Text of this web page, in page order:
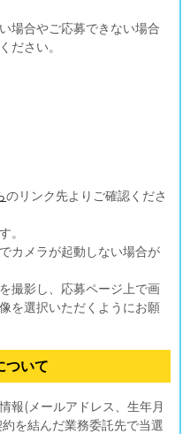
場合やご応募できない場合
ださい。
のリンク先よりご確認くださ
。
カメラが起動しない場合が
撮影し、応募ページ上で画
を選択いただくようにお願
ついて
報(メールアドレス、生年月
を結んだ業務委託先で当選